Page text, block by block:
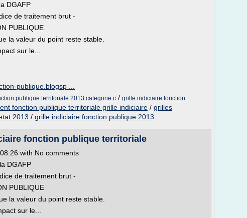
DGAFP
de traitement brut -
PUBLIQUE
la valeur du point reste stable.
sur le...
publique.blogsp ...
publique territoriale 2013 categorie c / grille indiciaire fonction
fonction publique territoriale grille indiciaire / grilles
2013 / grille indiciaire fonction publique 2013
fonction publique territoriale
with No comments
DGAFP
de traitement brut -
PUBLIQUE
la valeur du point reste stable.
sur le...